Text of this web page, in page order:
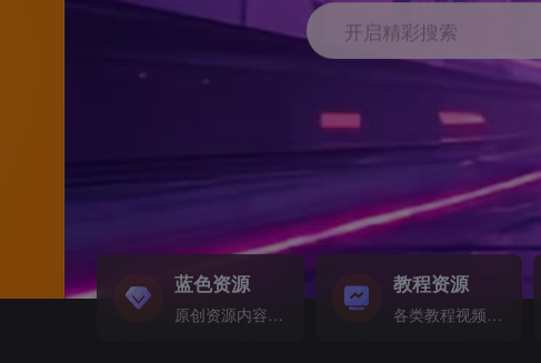
开启精彩搜索
蓝色资源
原创资源内容精选...
教程资源
各类教程视频音频等资源...